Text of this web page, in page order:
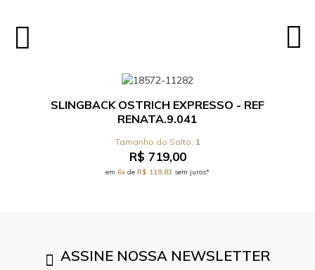
SLINGBACK OSTRICH EXPRESSO - REF
RENATA.9.041
1
R$ 719,00
em 6xde R$ 119,83 sem juros*
ASSINE NOSSA NEWSLETTER